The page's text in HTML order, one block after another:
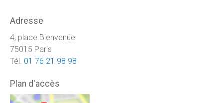
Adresse
4, place Bienvenüe
75015 Paris
Tél. 01 76 21 98 98
Plan d'accès